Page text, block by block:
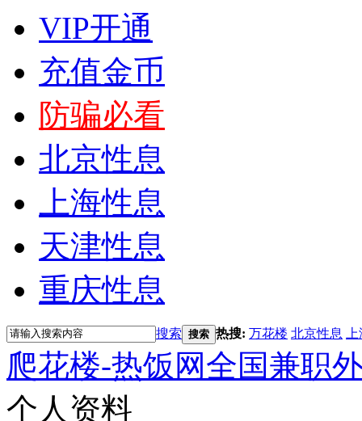
VIP开通
充值金币
防骗必看
北京性息
上海性息
天津性息
重庆性息
搜索 搜索 热搜: 万花楼 北京性息
爬花楼-热饭网全国兼职
个人资料